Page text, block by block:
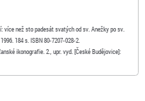
než sto padesát svatých od sv. Anežky po sv.
184 s. ISBN 80-7207-028-2.
ikonografie. 2., upr. vyd. [České Budějovice]: